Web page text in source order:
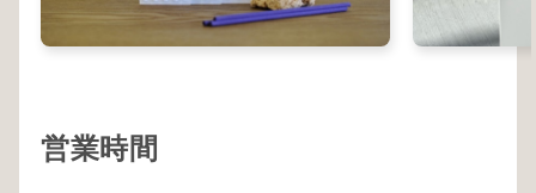
営業時間